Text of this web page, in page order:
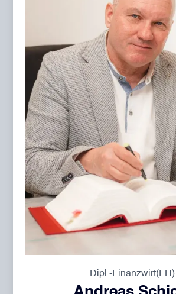
Dipl.-Finanzwirt(FH)